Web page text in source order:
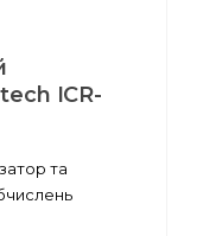
ICR-
та